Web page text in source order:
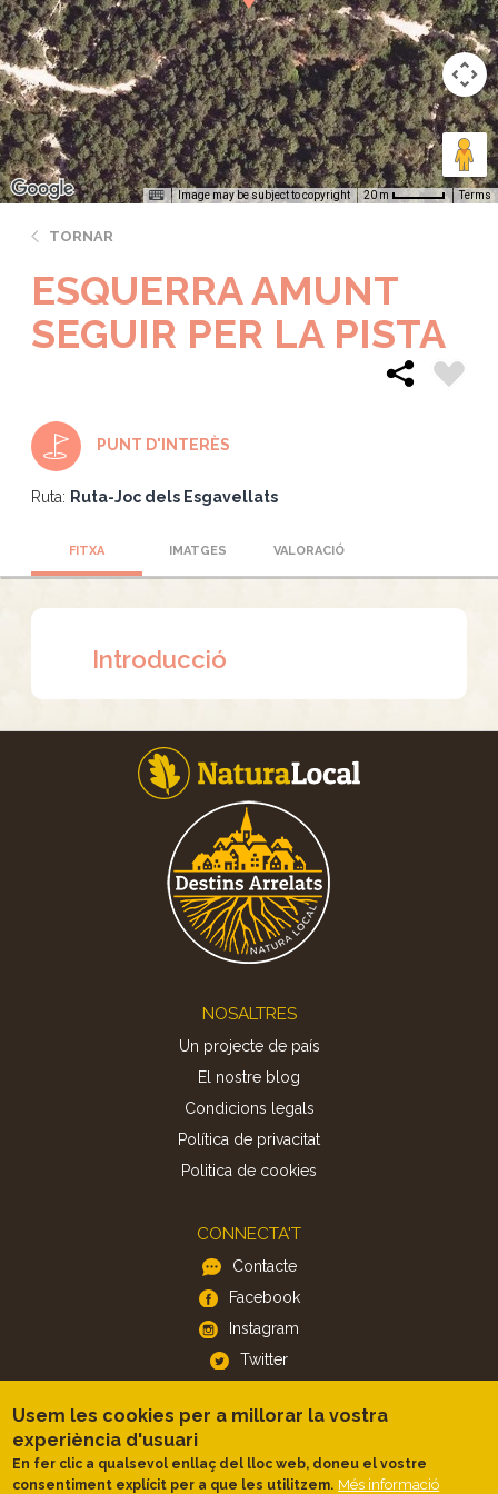
Image may be subject to copyright 20 m Terms
TORNAR
ESQUERRA AMUNT
SEGUIR PER LA PISTA
PUNT D'INTERÈS
Ruta: Ruta-Joc dels Esgavellats
FITXA IMATGES VALORACIÓ
Introducció
NOSALTRES
Un projecte de país
El nostre blog
Condicions legals
Política de privacitat
Politica de cookies
CONNECTA'T
Contacte
Facebook
Instagram
Twitter
APP
iOS
Android
Usem les cookies per a millorar la vostra
experiència d'usuari
En fer clic a qualsevol enllaç del lloc web, doneu el vostre
consentiment explícit per a que les utilitzem. Més informació